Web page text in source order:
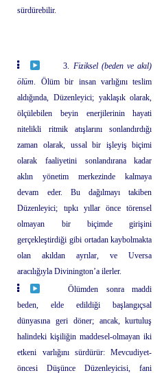
sürdürebilir.
3. Fiziksel (beden ve akıl)
ölüm
. Ölüm bir insan varlığını teslim
aldığında, Düzenleyici; yaklaşık olarak,
ölçülebilen beyin enerjilerinin hayati
nitelikli ritmik atışlarını sonlandırdığı
zaman olarak, ussal bir işleyiş biçimi
olarak faaliyetini sonlandırana kadar
aklın yönetim merkezinde kalmaya
devam eder. Bu dağılmayı takiben
Düzenleyici; tıpkı yıllar önce törensel
olmayan bir biçimde girişini
gerçekleştirdiği gibi ortadan kaybolmakta
olan akıldan ayrılar, ve Uversa
aracılığıyla Divinington’a ilerler.
Ölümden sonra maddi
beden, elde edildiği başlangıçsal
dünyasına geri döner; ancak, kurtuluş
halindeki kişiliğin maddesel-olmayan iki
etkeni varlığını sürdürür: Mevcudiyet-
öncesi Düşünce Düzenleyicisi, fani